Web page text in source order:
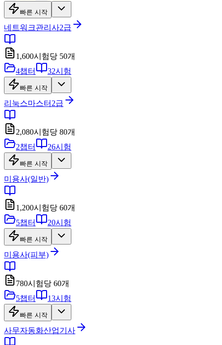
빠른 시작
네트워크관리사2급
1,600시험당 50개
4챕터 32시험
빠른 시작
리눅스마스터2급
2,080시험당 80개
2챕터 26시험
빠른 시작
미용사(일반)
1,200시험당 60개
5챕터 20시험
빠른 시작
미용사(피부)
780시험당 60개
5챕터 13시험
빠른 시작
사무자동화산업기사